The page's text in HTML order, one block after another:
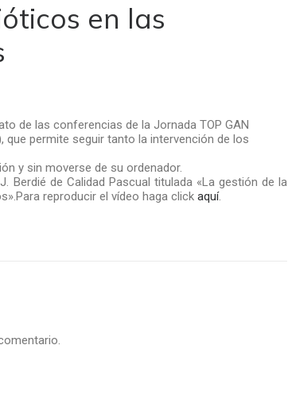
en las
de las conferencias de la Jornada TOP GAN
que permite seguir tanto la intervención de los
y sin moverse de su ordenador.
Berdié de Calidad Pascual titulada «La gestión de la
reproducir el vídeo haga click aquí.